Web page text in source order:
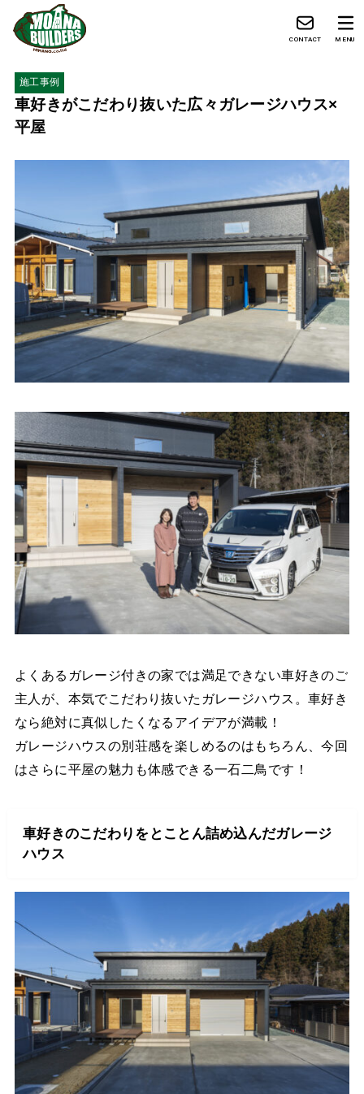
CONTACT MENU
施工事例
車好きがこだわり抜いた広々ガレージハウス×
平屋
よくあるガレージ付きの家では満足できない車好きのご
主人が、本気でこだわり抜いたガレージハウス。車好き
なら絶対に真似したくなるアイデアが満載！
ガレージハウスの別荘感を楽しめるのはもちろん、今回
はさらに平屋の魅力も体感できる一石二鳥です！
車好きのこだわりをとことん詰め込んだガレージ
ハウス